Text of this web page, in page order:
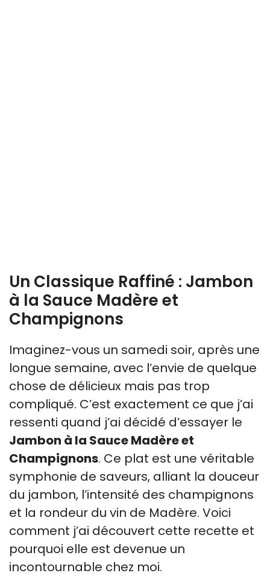
Un Classique Raffiné : Jambon
à la Sauce Madère et
Champignons
Imaginez-vous un samedi soir, après une
longue semaine, avec l’envie de quelque
chose de délicieux mais pas trop
compliqué. C’est exactement ce que j’ai
ressenti quand j’ai décidé d’essayer le
Jambon à la Sauce Madère et
Champignons. Ce plat est une véritable
symphonie de saveurs, alliant la douceur
du jambon, l’intensité des champignons
et la rondeur du vin de Madère. Voici
comment j’ai découvert cette recette et
pourquoi elle est devenue un
incontournable chez moi.